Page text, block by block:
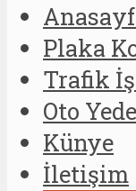
Plaka
Trafik
Oto
Künye
İletişim